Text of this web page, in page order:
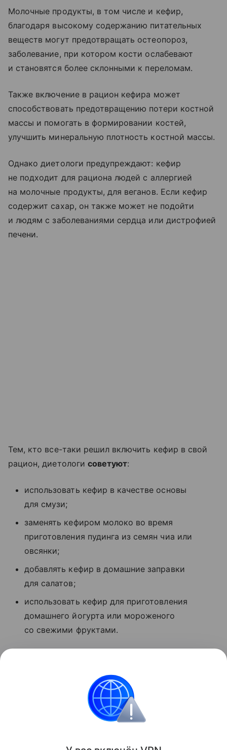
Молочные продукты, в том числе и кефир,
благодаря высокому содержанию питательных
веществ могут предотвращать остеопороз,
заболевание, при котором кости ослабевают
и становятся более склонными к переломам.
Также включение в рацион кефира может
способствовать предотвращению потери костной
массы и помогать в формировании костей,
улучшить минеральную плотность костной массы.
Однако диетологи предупреждают: кефир
не подходит для рациона людей с аллергией
на молочные продукты, для веганов. Если кефир
содержит сахар, он также может не подойти
и людям с заболеваниями сердца или дистрофией
печени.
Тем, кто все-таки решил включить кефир в свой
рацион, диетологи советуют:
использовать кефир в качестве основы
для смузи;
заменять кефиром молоко во время
приготовления пудинга из семян чиа или
овсянки;
добавлять кефир в домашние заправки
для салатов;
использовать кефир для приготовления
домашнего йогурта или мороженого
со свежими фруктами.
изготовления кефира.